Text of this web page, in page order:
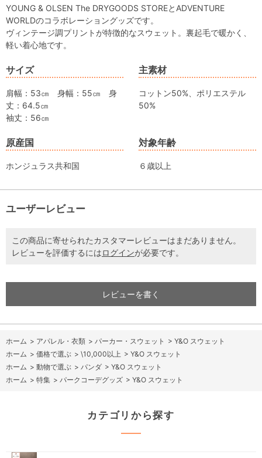
YOUNG & OLSEN The DRYGOODS STOREとADVENTURE
WORLDのコラボレーショングッズです。
ヴィンテージ調プリントが特徴的なスウェット。裏起毛で暖かく、
軽い着心地です。
サイズ
肩幅：53㎝ 身幅：55㎝ 身
丈：64.5㎝
袖丈：56㎝
主素材
コットン50%、ポリエステル
50%
原産国
ホンジュラス共和国
対象年齢
６歳以上
ユーザーレビュー
この商品に寄せられたカスタマーレビューはまだありません。
レビューを評価するにはログインが必要です。
レビューを書く
ホーム > アパレル・衣類 > パーカー・スウェット > Y&O スウェット
ホーム > 価格で選ぶ > \10,000以上 > Y&O スウェット
ホーム > 動物で選ぶ > パンダ > Y&O スウェット
ホーム > 特集 > パークコーデグッズ > Y&O スウェット
カテゴリから探す